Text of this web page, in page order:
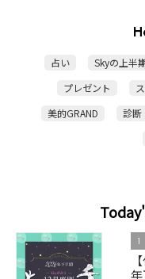
占い Skyの上半
プレゼント
美的GRAND
診断
1